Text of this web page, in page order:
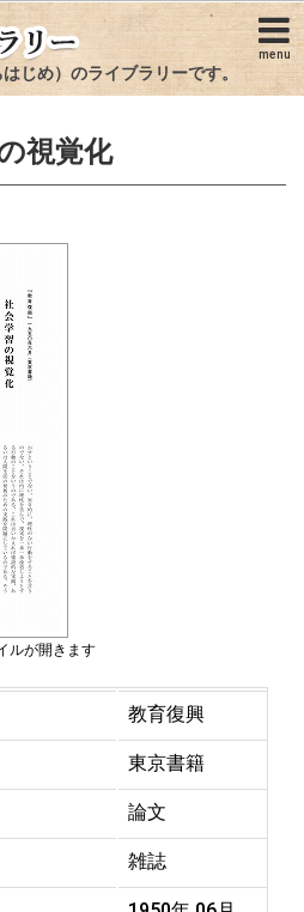
menu
じめ）のライブラリーです。
視覚化
ルが開きます
教育復興
東京書籍
論文
雑誌